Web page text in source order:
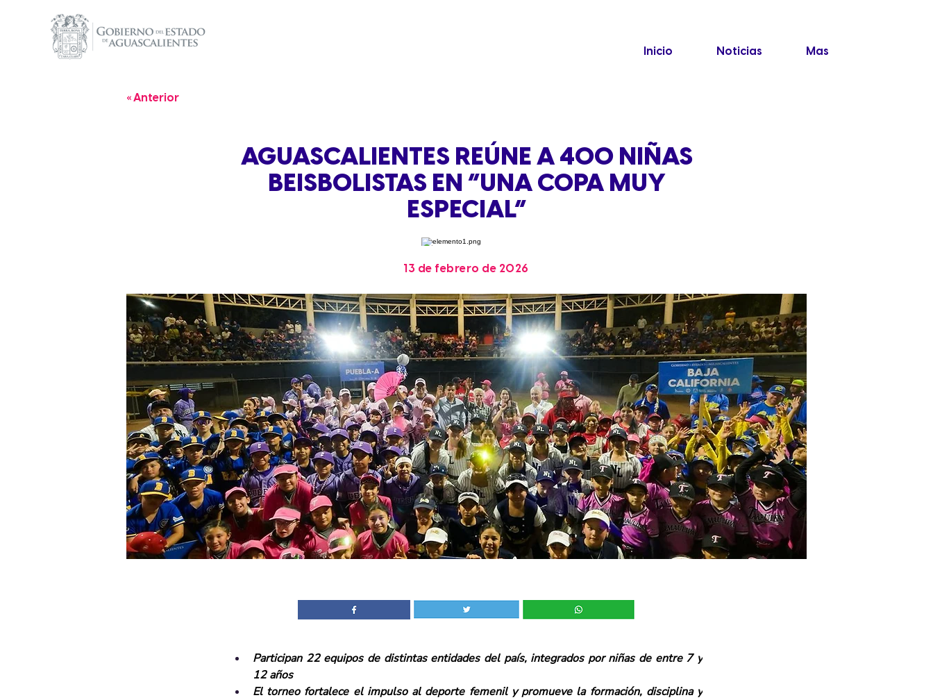
Inicio Noticias Mas
« Anterior
AGUASCALIENTES REÚNE A 400 NIÑAS
BEISBOLISTAS EN “UNA COPA MUY
ESPECIAL”
13 de febrero de 2026
Participan 22 equipos de distintas entidades del país, integrados por niñas de entre 7 y
12 años
El torneo fortalece el impulso al deporte femenil y promueve la formación, disciplina y